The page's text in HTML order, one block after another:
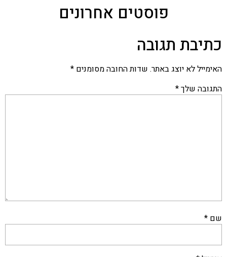
פוסטים אחרונים
כתיבת תגובה
האימייל לא יוצג באתר. שדות החובה מסומנים *
התגובה שלך*
שם *